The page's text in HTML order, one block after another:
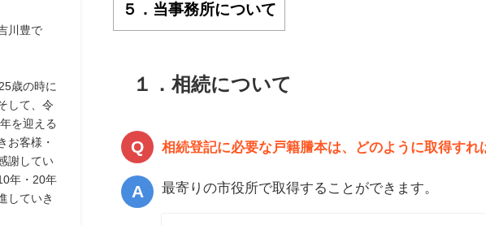
５．当事務所について
１．相続について
相続登記に必要な戸籍謄本は、どのように取得すれ
最寄りの市役所で取得することができます。
川豊で
歳の時に
して、令
を迎える
お客様・
謝してい
年・20年
していき